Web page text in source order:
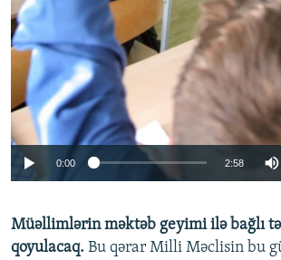
0:00 2:58
Müəllimlərin məktəb geyimi ilə bağlı
qoyulacaq. Bu qərar Milli Məclisin bu